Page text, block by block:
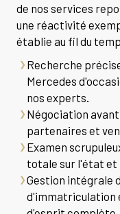
de nos services
une réactivité
établie au fil du
Recherche
Mercedes
nos experts.
Négociation
partenaires et
Examen
totale sur l'état et
Gestion intégrale
d'immatriculation